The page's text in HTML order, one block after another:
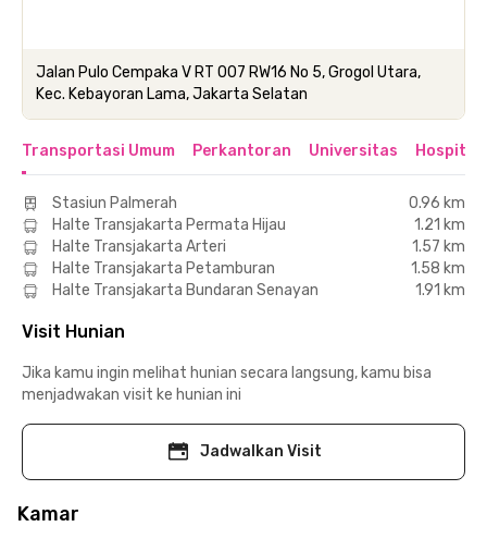
Jalan Pulo Cempaka V RT 007 RW16 No 5, Grogol Utara,
Kec. Kebayoran Lama, Jakarta Selatan
Transportasi Umum Perkantoran Universitas Hospital
Stasiun Palmerah
0.96 km
Halte Transjakarta Permata Hijau
1.21 km
Halte Transjakarta Arteri
1.57 km
Halte Transjakarta Petamburan
1.58 km
Halte Transjakarta Bundaran Senayan
1.91 km
Visit Hunian
Jika kamu ingin melihat hunian secara langsung, kamu bisa
menjadwakan visit ke hunian ini
Jadwalkan Visit
Kamar